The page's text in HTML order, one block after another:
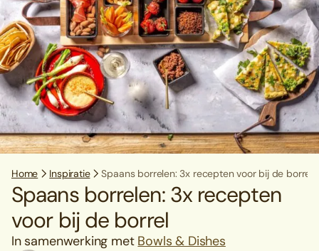
Home Inspiratie Spaans borrelen: 3x recepten voor bij de borrel
Spaans borrelen: 3x recepten
voor bij de borrel
In samenwerking met Bowls & Dishes